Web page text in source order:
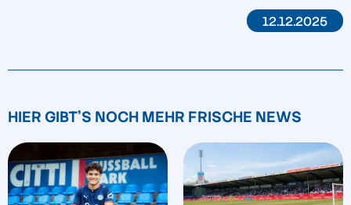
12.12.2025
HIER GIBT'S NOCH MEHR FRISCHE NEWS